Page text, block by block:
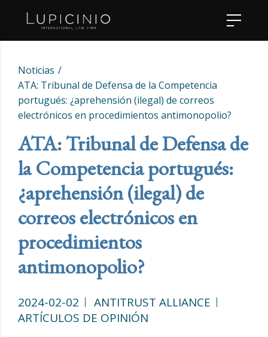
Noticias
ATA: Tribunal de Defensa de la Competencia
portugués: ¿aprehensión (ilegal) de correos
electrónicos en procedimientos antimonopolio?
ATA: Tribunal de Defensa de
la Competencia portugués:
¿aprehensión (ilegal) de
correos electrónicos en
procedimientos
antimonopolio?
2024-02-02
ANTITRUST ALLIANCE
ARTÍCULOS DE OPINIÓN